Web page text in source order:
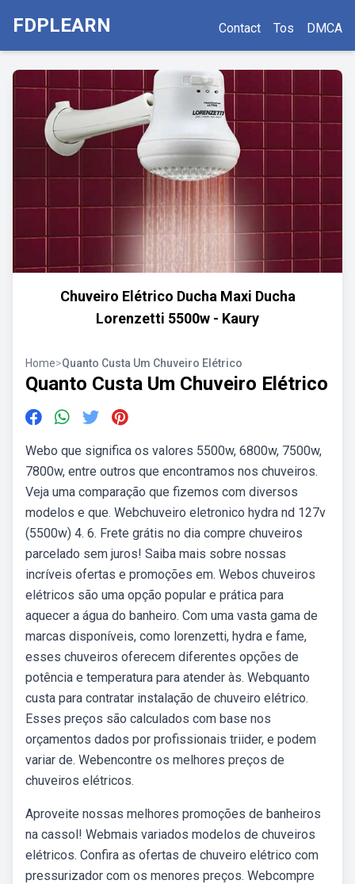
FDPLEARN Contact Tos DMCA
Chuveiro Elétrico Ducha Maxi Ducha
Lorenzetti 5500w - Kaury
Home>Quanto Custa Um Chuveiro Elétrico
Quanto Custa Um Chuveiro Elétrico
Webo que significa os valores 5500w, 6800w, 7500w,
7800w, entre outros que encontramos nos chuveiros.
Veja uma comparação que fizemos com diversos
modelos e que. Webchuveiro eletronico hydra nd 127v
(5500w) 4. 6. Frete grátis no dia compre chuveiros
parcelado sem juros! Saiba mais sobre nossas
incríveis ofertas e promoções em. Webos chuveiros
elétricos são uma opção popular e prática para
aquecer a água do banheiro. Com uma vasta gama de
marcas disponíveis, como lorenzetti, hydra e fame,
esses chuveiros oferecem diferentes opções de
potência e temperatura para atender às. Webquanto
custa para contratar instalação de chuveiro elétrico.
Esses preços são calculados com base nos
orçamentos dados por profissionais triider, e podem
variar de. Webencontre os melhores preços de
chuveiros elétricos.
Aproveite nossas melhores promoções de banheiros
na cassol! Webmais variados modelos de chuveiros
elétricos. Confira as ofertas de chuveiro elétrico com
pressurizador com os menores preços. Webcompre